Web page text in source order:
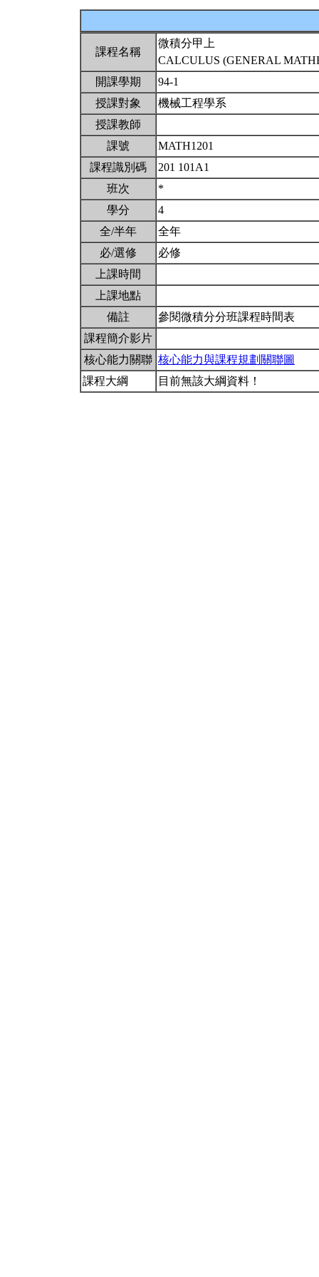
課程名稱
微積分甲上
CALCULUS (GENERAL
開課學期
94-1
授課對象
機械工程學系
授課教師
課號
MATH1201
課程識別碼
201 101A1
班次
*
學分
4
全/半年
全年
必/選修
必修
上課時間
上課地點
備註
參閱微積分分班課程時間表
課程簡介影片
核心能力關聯 核心能力與課程規劃關聯圖
課程大綱
目前無該大綱資料！